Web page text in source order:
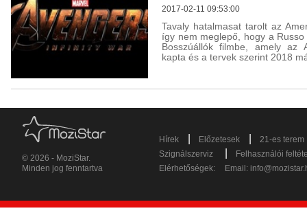
2017-02-11 09:53:00
Tavaly hatalmasat tarolt az
így nem meglepő, hogy a
Bosszúállók filmbe, amely az
kapta és a tervek szerint 2018
© 2026 - MoziStar.
Minden jog fenntartva
Hírek Előzetesek
21-es terem
Szignálszerviz
Felhasználói
Elérhetőségek:
Email: